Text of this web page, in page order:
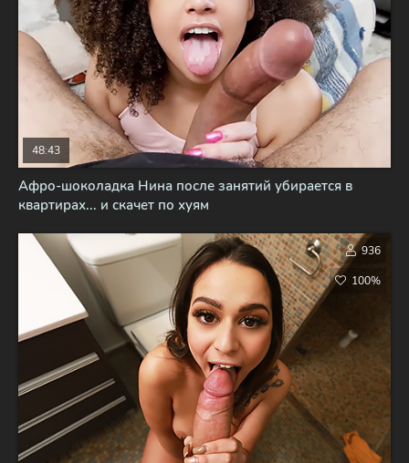
Афро-шоколадка Нина после занятий убирается в
квартирах... и скачет по хуям
48:43
936
100%